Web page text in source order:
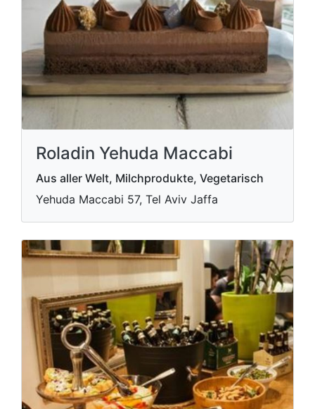
Roladin Yehuda Maccabi
Aus aller Welt, Milchprodukte, Vegetarisch
Yehuda Maccabi 57, Tel Aviv Jaffa